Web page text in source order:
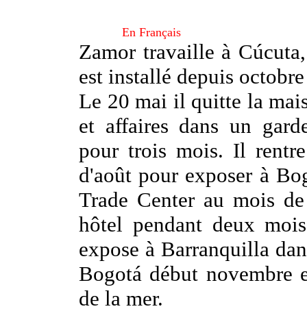
En Français
Zamor travaille à
est installé depuis
Le 20 mai il quitte la
et affaires dans un
pour trois mois. Il
d'août pour exposer à
Trade Center au mois
hôtel pendant deux
expose à Barranquilla
Bogotá début novembre
de la mer.